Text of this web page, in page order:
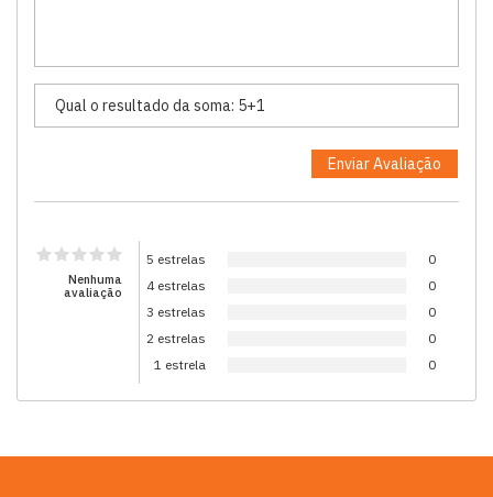
Nenhuma
avaliação
5 estrelas
0
4 estrelas
0
3 estrelas
0
2 estrelas
0
1 estrela
0